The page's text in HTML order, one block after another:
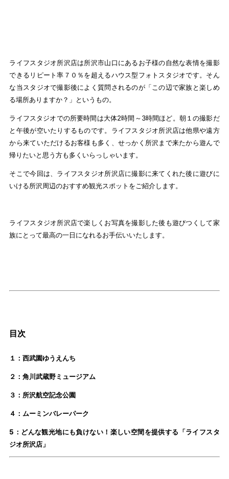
ライフスタジオ所沢店は所沢市山口にあるお子様の自然な表情を撮影
できるリピート率７０％を超えるハウス型フォトスタジオです。そん
な当スタジオで撮影後によく質問されるのが「この辺で家族と楽しめ
る場所ありますか？」というもの。
ライフスタジオでの所要時間は大体2時間～3時間ほど。朝１の撮影だ
と午後が空いたりするものです。ライフスタジオ所沢店は他県や遠方
から来ていただけるお客様も多く、せっかく所沢まで来たから遊んで
帰りたいと思う方も多くいらっしゃいます。
そこで今回は、ライフスタジオ所沢店に撮影に来てくれた後に遊びに
いける所沢周辺のおすすめ観光スポットをご紹介します。
ライフスタジオ所沢店で楽しくお写真を撮影した後も遊びつくして家
族にとって最高の一日になれるお手伝いいたします。
目次
１：西武園ゆうえんち
２：角川武蔵野ミュージアム
３：所沢航空記念公園
４：ムーミンバレーパーク
5：どんな観光地にも負けない！楽しい空間を提供する「ライフスタ
ジオ所沢店」